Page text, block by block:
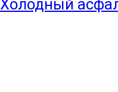
Холодный